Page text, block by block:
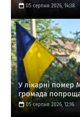
05 серпня 2026, 14:38
У лікарні помер
громада
05 серпня 2026, 12:16